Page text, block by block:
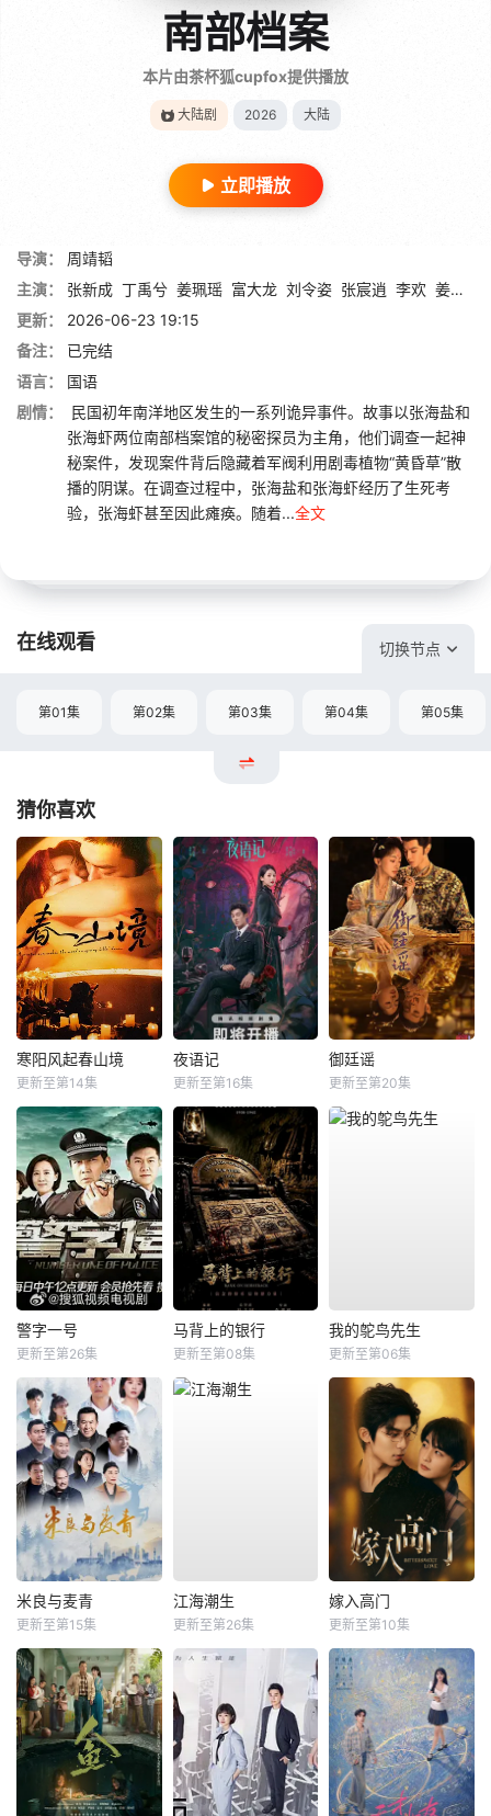
南部档案
本片由茶杯狐cupfox提供播放
大陆剧 2026 大陆
立即播放
导演：
周靖韬
主演：
张新成 丁禹兮 姜珮瑶 富大龙 刘令姿 张宸逍 李欢 姜卓君
更新：
2026-06-23 19:15
备注：
已完结
语言：
国语
剧情：
民国初年南洋地区发生的一系列诡异事件。故事以张海盐和
张海虾两位南部档案馆的秘密探员为主角，他们调查一起神
秘案件，发现案件背后隐藏着军阀利用剧毒植物“黄昏草”散
播的阴谋。在调查过程中，张海盐和张海虾经历了生死考
验，张海虾甚至因此瘫痪。随着...全文
在线观看 切换节点
第01集 第02集 第03集 第04集 第05集
猜你喜欢
寒阳风起春山境
更新至第14集
夜语记
更新至第16集
御廷谣
更新至第20集
警字一号
更新至第26集
马背上的银行
更新至第08集
我的鸵鸟先生
更新至第06集
米良与麦青
更新至第15集
江海潮生
更新至第26集
嫁入高门
更新至第10集